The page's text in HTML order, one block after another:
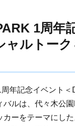
1周年
ャルトー
年記念イベント
バルは、代々木公
カーをテーマにし